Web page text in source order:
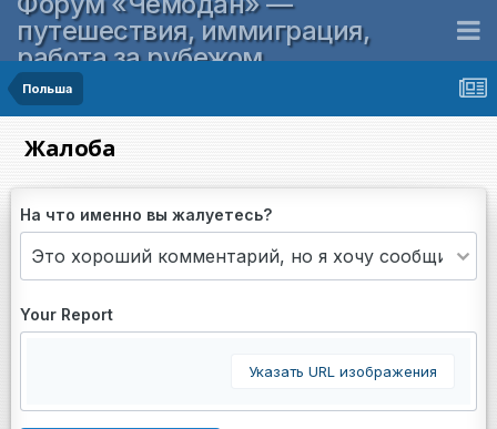
путешествия, иммиграция,
работа за рубежом
Польша
Жалоба
На что именно вы жалуетесь?
Your Report
Указать URL изображения